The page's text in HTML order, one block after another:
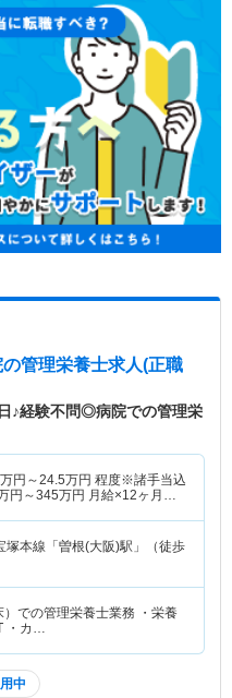
の管理栄養士求人(正職
♪経験不問◎病院での管理栄
万円～24.5万円 程度※諸手当込
円～345万円 月給×12ヶ月＋
塚本線「曽根(大阪)駅」（徒歩
での管理栄養士業務 ・栄養
・カ…
中